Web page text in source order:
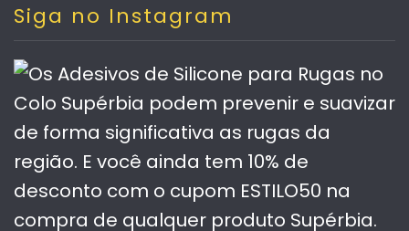
Siga no Instagram